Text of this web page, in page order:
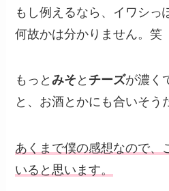
もし例えるなら、イワシっ
何故かは分かりません。笑
もっとみそ と チーズが濃く
と、お酒とかにも合いそう
あくまで僕の感想なので、
いると思います。